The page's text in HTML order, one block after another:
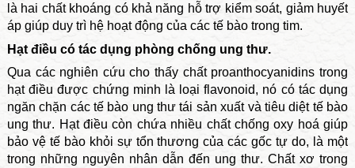
là hai chất khoáng có khả năng hỗ trợ kiểm soát, giảm huyết
áp giúp duy trì hệ hoạt động của các tế bào trong tim.
Hạt điều có tác dụng phòng chống ung thư.
Qua các nghiên cứu cho thấy chất proanthocyanidins trong
hạt điều được chứng minh là loại flavonoid, nó có tác dụng
ngăn chặn các tế bào ung thư tái sản xuất và tiêu diệt tế bào
ung thư. Hạt điều còn chứa nhiều chất chống oxy hoá giúp
bảo vệ tế bào khỏi sự tổn thương của các gốc tự do, là một
trong những nguyên nhân dẫn đến ung thư. Chất xơ trong